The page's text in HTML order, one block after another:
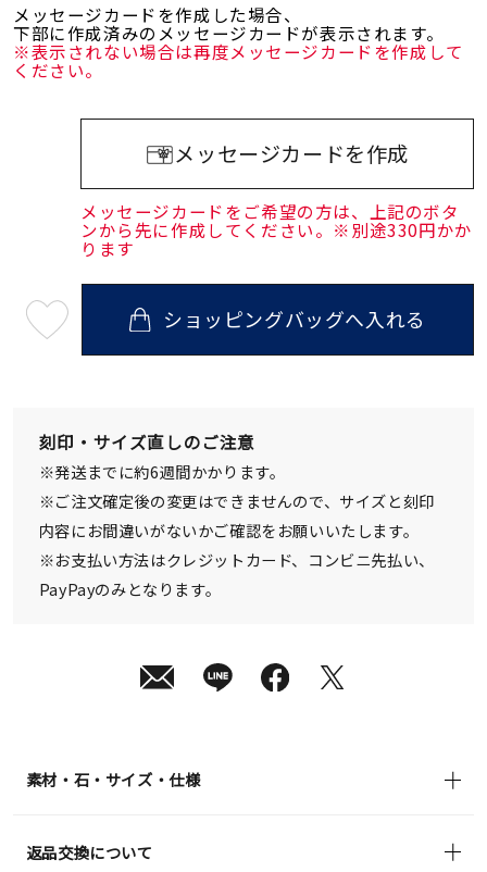
メッセージカードを作成した場合、
下部に作成済みのメッセージカードが表示されます。
※表示されない場合は再度メッセージカードを作成して
ください。
メッセージカードを作成
メッセージカードをご希望の方は、上記のボタ
ンから先に作成してください。※別途330円かか
ります
08
送
¥96,800 (tax
in)
ショッピングバッグへ入れる
刻印・サイズ直しのご注意
※発送までに約6週間かかります。
※ご注文確定後の変更はできませんので、サイズと刻印
内容にお間違いがないかご確認をお願いいたします。
※お支払い方法はクレジットカード、コンビニ先払い、
PayPayのみとなります。
素材・石・サイズ・仕様
返品交換について